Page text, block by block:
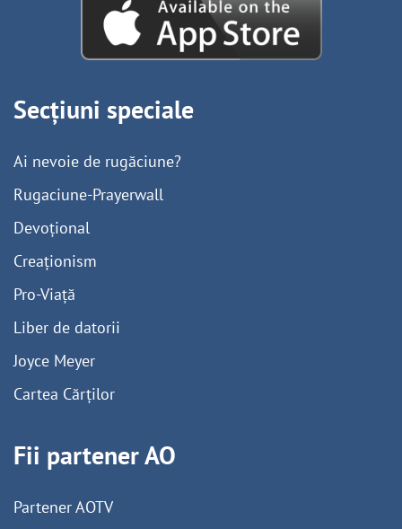
Secțiuni speciale
Ai nevoie de rugăciune?
Rugaciune-Prayerwall
Devoțional
Creaționism
Pro-Viață
Liber de datorii
Joyce Meyer
Cartea Cărților
Fii partener AO
Partener AOTV